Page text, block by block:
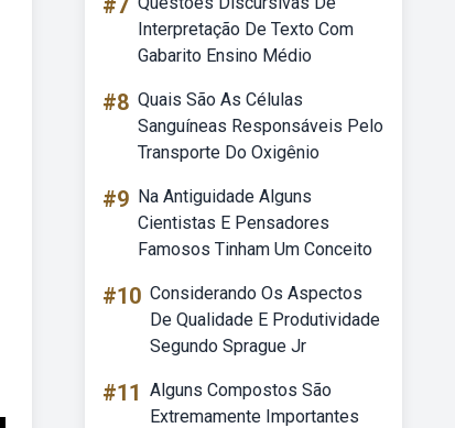
#7
Interpretação De Texto Com
Gabarito Ensino Médio
#8 Quais São As Células
Sanguíneas Responsáveis Pelo
Transporte Do Oxigênio
#9 Na Antiguidade Alguns
Cientistas E Pensadores
Famosos Tinham Um Conceito
#10 Considerando Os Aspectos
De Qualidade E Produtividade
Segundo Sprague Jr
#11 Alguns Compostos São
Extremamente Importantes